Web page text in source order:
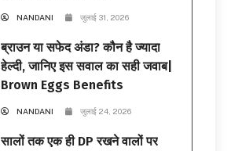
NANDANI जुलाई 31, 2026
ब्राउन या सफेद अंडा? कौन है ज्यादा
हेल्दी, जानिए इस सवाल का सही जवाब|
Brown Eggs Benefits
NANDANI जुलाई 24, 2026
सालों तक एक ही DP रखने वालों पर